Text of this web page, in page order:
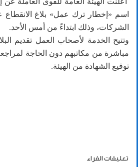
اسم «إخطار ترك عمل» بلاغ الانقطاع
الشركات، وذلك ابتداءً من أمس الأحد.
وتتيح الخدمة لأصحاب العمل تقديم
مباشرة من مكاتبهم دون الحاجة
توقيع الشهادة من الهيئة.
تعليقات القراء